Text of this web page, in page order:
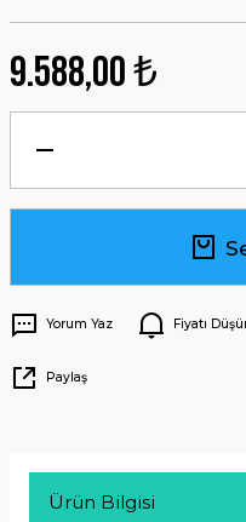
9.588,00 ₺
Yorum Yaz Fiyatı
Paylaş
Ürün Bilgisi